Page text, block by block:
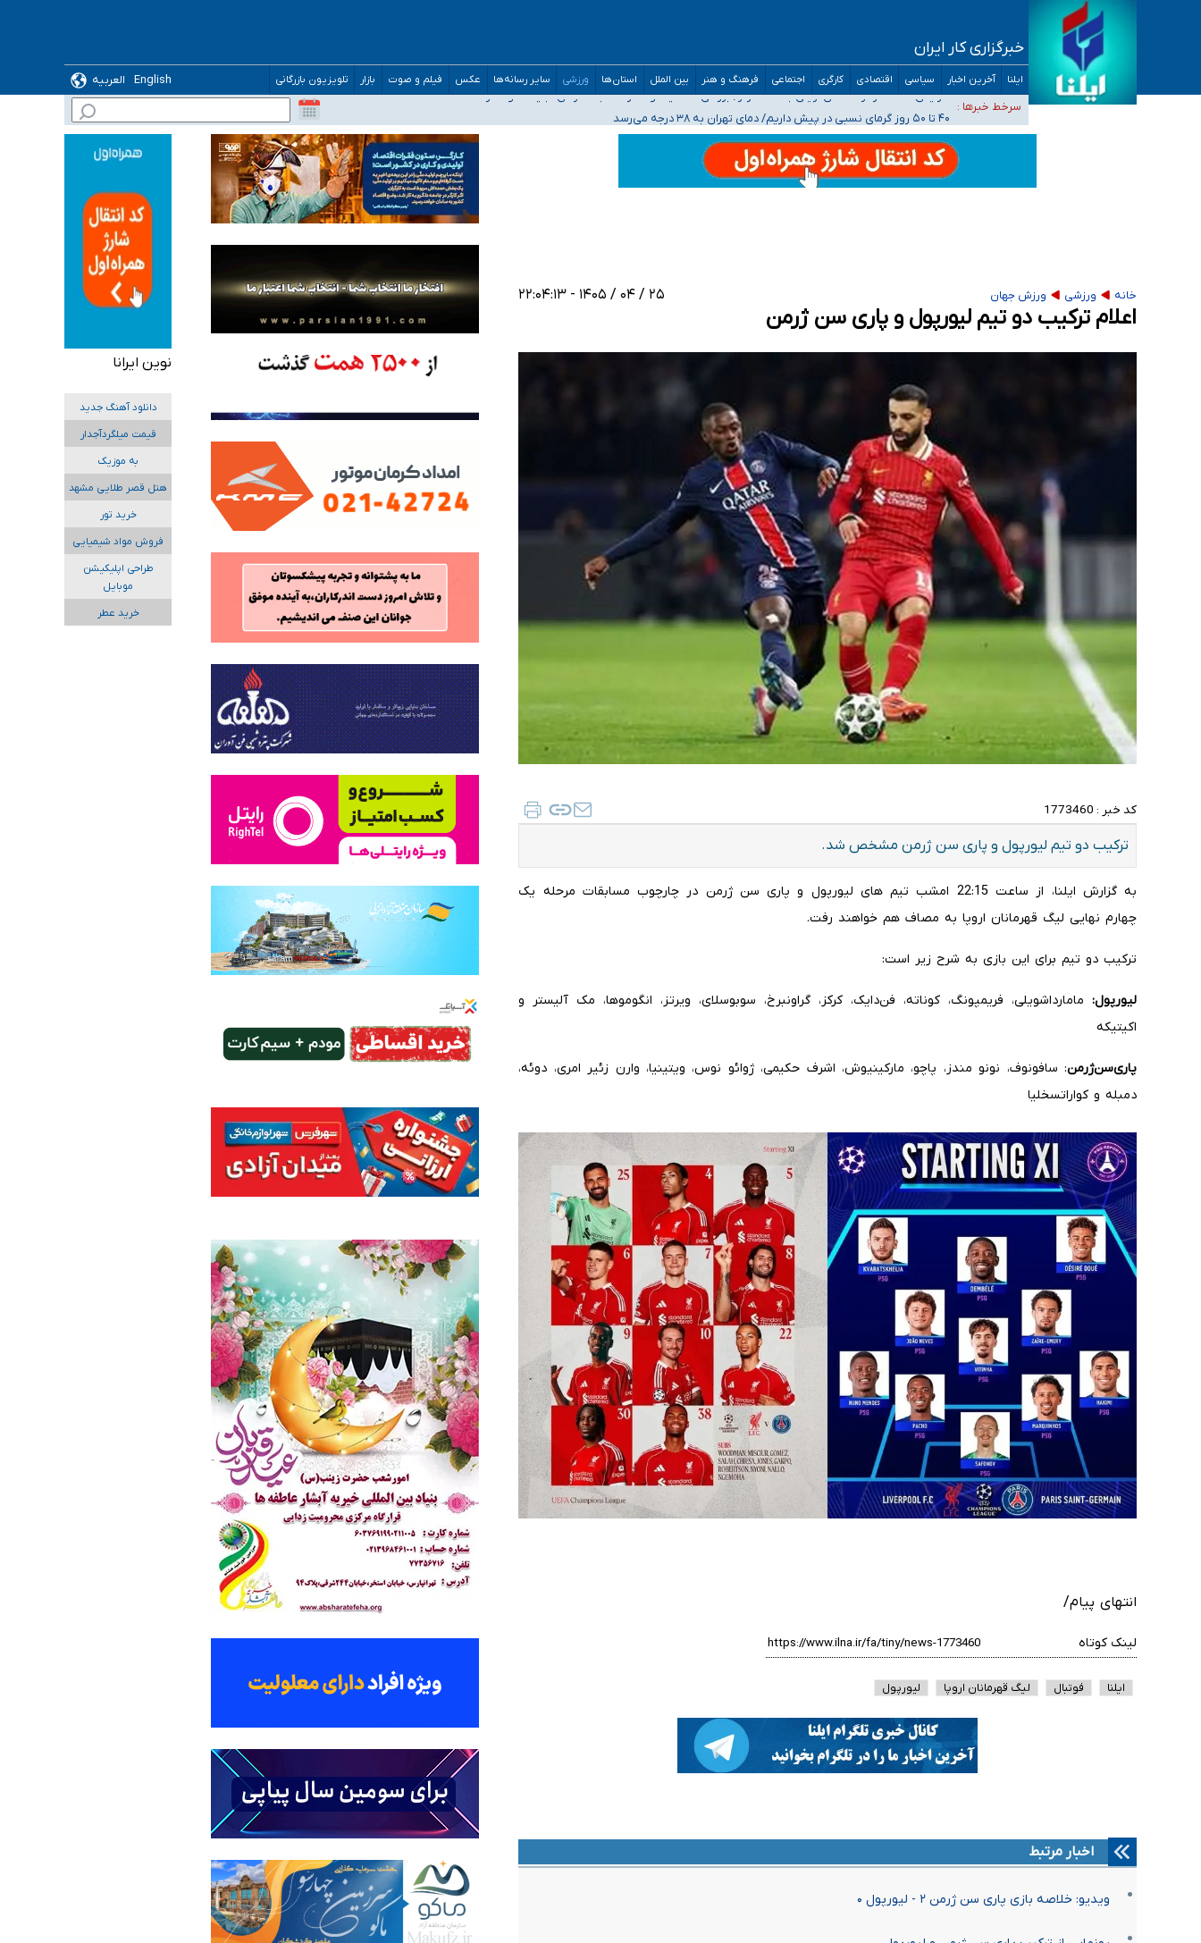
خبرگزاری کار ایران
ایلنا آخرین اخبار سیاسی اقتصادی کارگری اجتماعی فرهنگ و هنر بین الملل استان‌ها ورزشی سایر رسانه‌ها عکس فیلم و صوت بازار تلویزیون بازرگانی English
العربیه
سرخط خبرها :
ضرورت آموزش حریم خصوصی در فضای آنلاین در مدارس/ هزینه‌های سنگین اجتماعی انتشار تصاویر خصوصی برای قربانیان/ سوءاستفاده
مجرمان از ترس رسوایی
افزایش تعداد مراکز همسان‌گزینی به ۲۳۰ مرکز/ بررسی صلاحیت و نظارت‌ها به سازمان تبلیغات واگذار شده است
موضع وزارت بهداشت درباره ظرفیت پزشکی کنکور ۱۴۰۵: خواستار اصلاح ظرفیت‌ها هستیم، اما هنوز پاسخ مشخصی نگرفته‌ایم
تعویق آزمون ورودی دکترای تخصصی فرماندهی صحنه عملیات و دکترای تخصصی جغرافیای نظامی دافوس آجا
خانه ورزشی ورزش جهان ۲۵ / ۰۴ / ۱۴۰۵ - ۲۲:۰۴:۱۳
اعلام ترکیب دو تیم لیورپول و پاری سن ژرمن
کد خبر : 1773460
ترکیب دو تیم لیورپول و پاری سن ژرمن مشخص شد.
به گزارش ایلنا، از ساعت 22:15 امشب تیم های لیورپول و پاری سن ژرمن در چارچوب مسابقات مرحله یک
چهارم نهایی لیگ قهرمانان اروپا به مصاف هم خواهند رفت.
ترکیب دو تیم برای این بازی به شرح زیر است:
لیورپول: مامارداشویلی، فریمپونگ، کوناته، فن‌دایک، کرکز، گراونبرخ، سوبوسلای، ویرتز، انگوموها، مک آلیستر و
اکیتیکه
پاری‌سن‌ژرمن: سافونوف، نونو مندز، پاچو، مارکینیوش، اشرف حکیمی، ژوائو نوس، ویتینیا، وارن زئیر امری، دوئه،
دمبله و کواراتسخلیا
انتهای پیام/
لینک کوتاه
ایلنا فوتبال لیگ قهرمانان اروپا لیورپول
اخبار مرتبط
ویدیو: خلاصه بازی پاری سن ژرمن ۲ - لیورپول ۰
نوین ایرانا
دانلود آهنگ جدید
قیمت میلگردآجدار
به موزیک
هتل قصر طلایی مشهد
خرید تور
فروش مواد شیمیایی
طراحی اپلیکیشن
موبایل
خرید عطر